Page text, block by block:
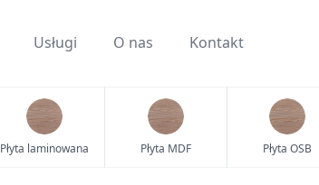
Usługi O nas Kontakt
Płyta laminowana Płyta MDF Płyta OSB